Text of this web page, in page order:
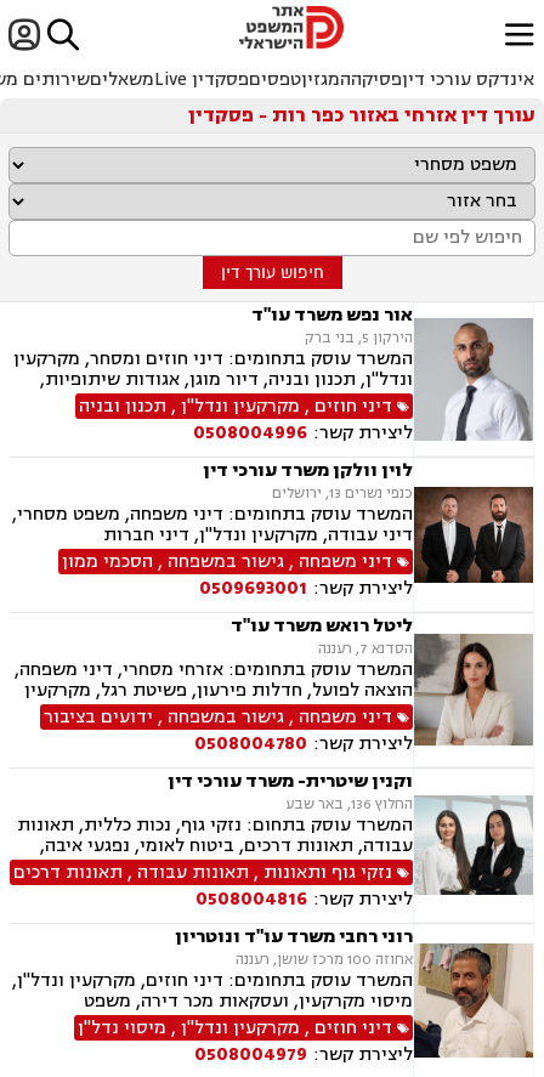

ﱐ
אינדקס עורכי דיןפסיקההמגזיןטפסיםפסקדין Live משאליםשירותים
עורך דין אזרחי באזור כפר רות - פסקדין
חיפוש עורך דין
אור נפש משרד עו"ד
הירקון 5, בני ברק
המשרד עוסק בתחומים: דיני חוזים ומסחר, מקרקעין
ונדל"ן, תכנון ובניה, דיור מוגן, אגודות שיתופיות,
ליקויי בנייה מושבים וקיבוצים, פינוי בינוי, קבוצות
רכישה, עסקאות מכר דירה, פינוי מושכר, הפקעת
קרקעות, מגרשים לבניה דיירות מוגנת, נחלות
ומשקים במושבים, רשות מקרקעי ישראל, צווי
הריסה, רישום קבלנים, בתים משותפים נדל"ן
ביהודה ושומרון, דיני תאגידים, אזרחי מסחרי, נזקי
רכוש.
דיני חוזים , מקרקעין ונדל"ן, תכנון ובניה
ליצירת קשר: 0508004996
לוין וולקן משרד עורכי דין
כנפי נשרים 13, ירושלים
המשרד עוסק בתחומים: דיני משפחה, משפט מסחרי,
דיני עבודה, מקרקעין ונדל"ן, דיני חברות
דיני משפחה ,גישור במשפחה , הסכמי ממון
ליצירת קשר: 0509693001
ליטל רואש משרד עו"ד
הסדנא 7, רעננה
המשרד עוסק בתחומים: אזרחי מסחרי, דיני משפחה,
הוצאה לפועל, חדלות פירעון, פשיטת רגל, מקרקעין
ונדל"ן, ייפוי כוח מתמשך, צבא ומשרד הביטחון,
ביטוח לאומי.
דיני משפחה ,גישור במשפחה , ידועים בציבור
ליצירת קשר: 0508004780
וקנין שיטרית- משרד עורכי דין
החלוץ 136, באר שבע
המשרד עוסק בתחום: נזקי גוף, נכות כללית, תאונות
עבודה, תאונות דרכים, ביטוח לאומי, נפגעי איבה,
משרד הביטחון, נכי צה״ל, תביעות אזרחיות.
נזקי גוף ותאונות , תאונות עבודה , תאונות דרכים
ליצירת קשר: 0508004816
רוני רחבי משרד עו"ד ונוטריון
אחוזה 100 מרכז שושן, רעננה
המשרד עוסק בתחומים: דיני חוזים, מקרקעין ונדל"ן,
מיסוי מקרקעין, ועסקאות מכר דירה, משפט
אזרחי-מסחרי, ייפוי כוח מתמשך, ירושות וצוואות,
דיני עבודה, דיני משפחה, הסכמי ממון, נזקי גוף
ותאונות, נוטריון.
דיני חוזים , מקרקעין ונדל"ן, מיסוי נדל"ן
ליצירת קשר: 0508004979